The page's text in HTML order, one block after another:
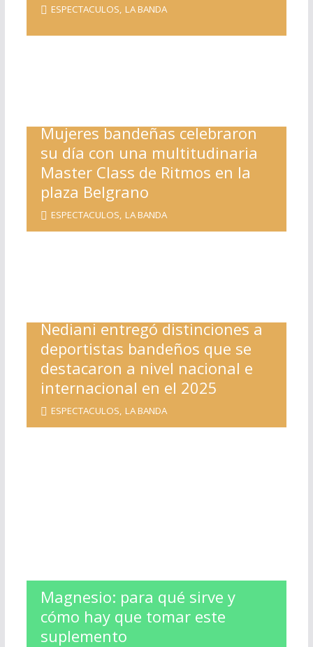
ESPECTACULOS, LA BANDA
Mujeres bandeñas celebraron
su día con una multitudinaria
Master Class de Ritmos en la
plaza Belgrano
ESPECTACULOS, LA BANDA
Nediani entregó distinciones a
deportistas bandeños que se
destacaron a nivel nacional e
internacional en el 2025
ESPECTACULOS, LA BANDA
Magnesio: para qué sirve y
cómo hay que tomar este
suplemento